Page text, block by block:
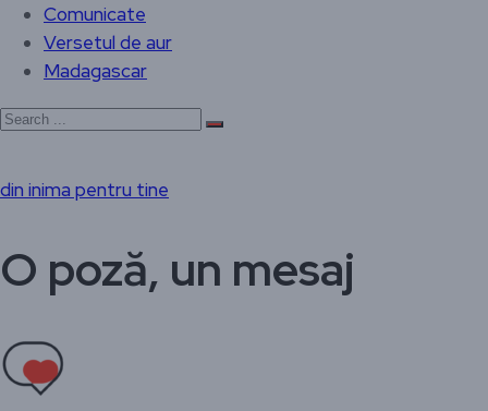
Comunicate
Versetul de aur
Madagascar
din inima pentru tine
O poză, un mesaj